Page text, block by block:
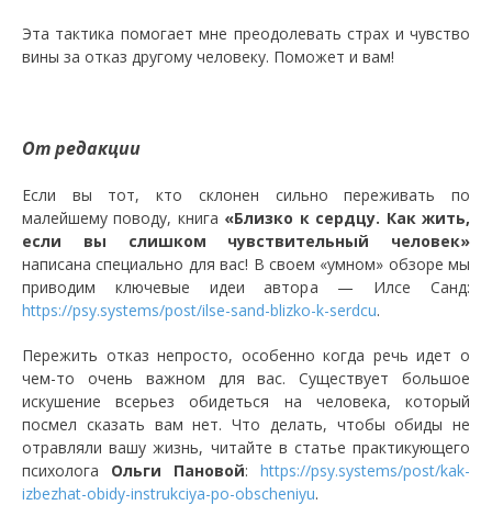
Эта тактика помогает мне преодолевать страх и чувство
вины за отказ другому человеку. Поможет и вам!
От редакции
Если вы тот, кто склонен сильно переживать по
малейшему поводу, книга «Близко к сердцу. Как жить,
если вы слишком чувствительный человек»
написана специально для вас! В своем «умном» обзоре мы
приводим ключевые идеи автора — Илсе Санд:
https://psy.systems/post/ilse-sand-blizko-k-serdcu.
Пережить отказ непросто, особенно когда речь идет о
чем-то очень важном для вас. Существует большое
искушение всерьез обидеться на человека, который
посмел сказать вам нет. Что делать, чтобы обиды не
отравляли вашу жизнь, читайте в статье практикующего
психолога Ольги Пановой: https://psy.systems/post/kak-
izbezhat-obidy-instrukciya-po-obscheniyu.